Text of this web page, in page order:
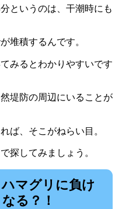
というのは、干潮時にも
堆積するんです。
みるとわかりやすいです
堤防の周辺にいることが
ば、そこがねらい目。
探してみましょう。
マグリに負け
る？！